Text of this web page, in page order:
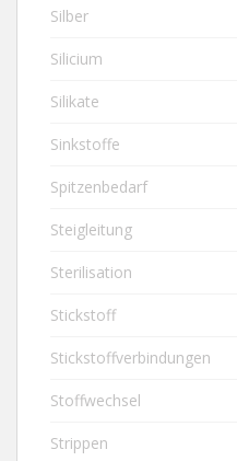
Silber
Silicium
Silikate
Sinkstoffe
Spitzenbedarf
Steigleitung
Sterilisation
Stickstoff
Stickstoffverbindungen
Stoffwechsel
Strippen